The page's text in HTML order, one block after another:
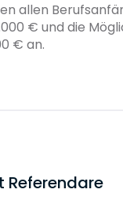
allen
€ und die
€ an.
Referendare